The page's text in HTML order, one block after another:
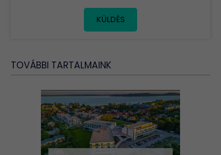
KÜLDÉS
TOVÁBBI TARTALMAINK